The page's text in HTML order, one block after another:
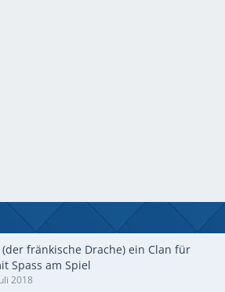
(der fränkische Drache) ein Clan für
Spass am Spiel
2018